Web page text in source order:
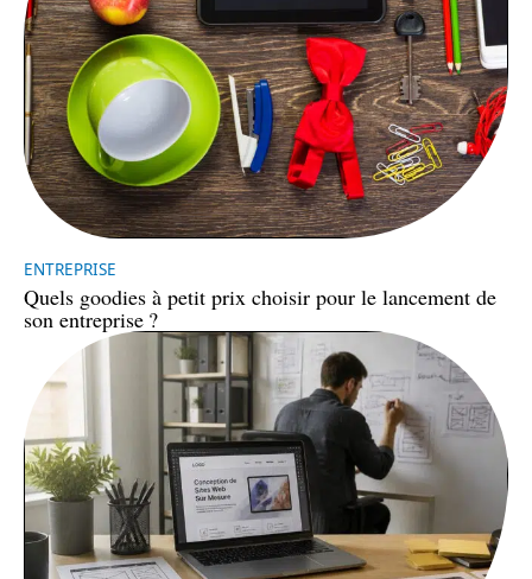
ENTREPRISE
Quels goodies à petit prix choisir pour le lancement de
son entreprise ?